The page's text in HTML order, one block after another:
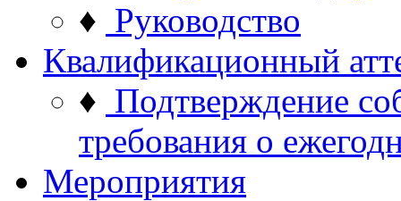
♦ Руководство
Квалификационный
♦ Подтверждение
требования о
Мероприятия